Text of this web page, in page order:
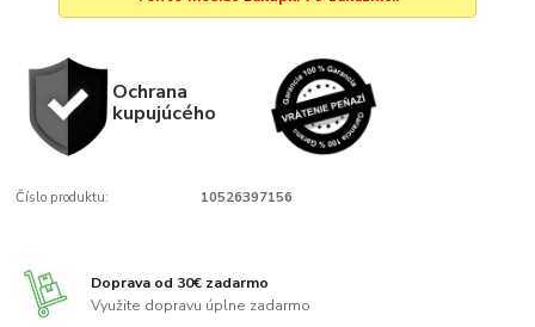
Ochrana
kupujúcého
Číslo produktu: 10526397156
Doprava od 30€ zadarmo
Využite dopravu úplne zadarmo